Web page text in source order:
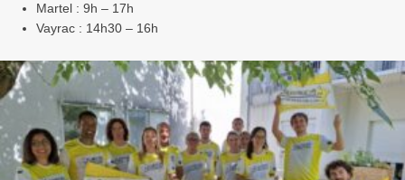
Martel : 9h – 17h
Vayrac : 14h30 – 16h